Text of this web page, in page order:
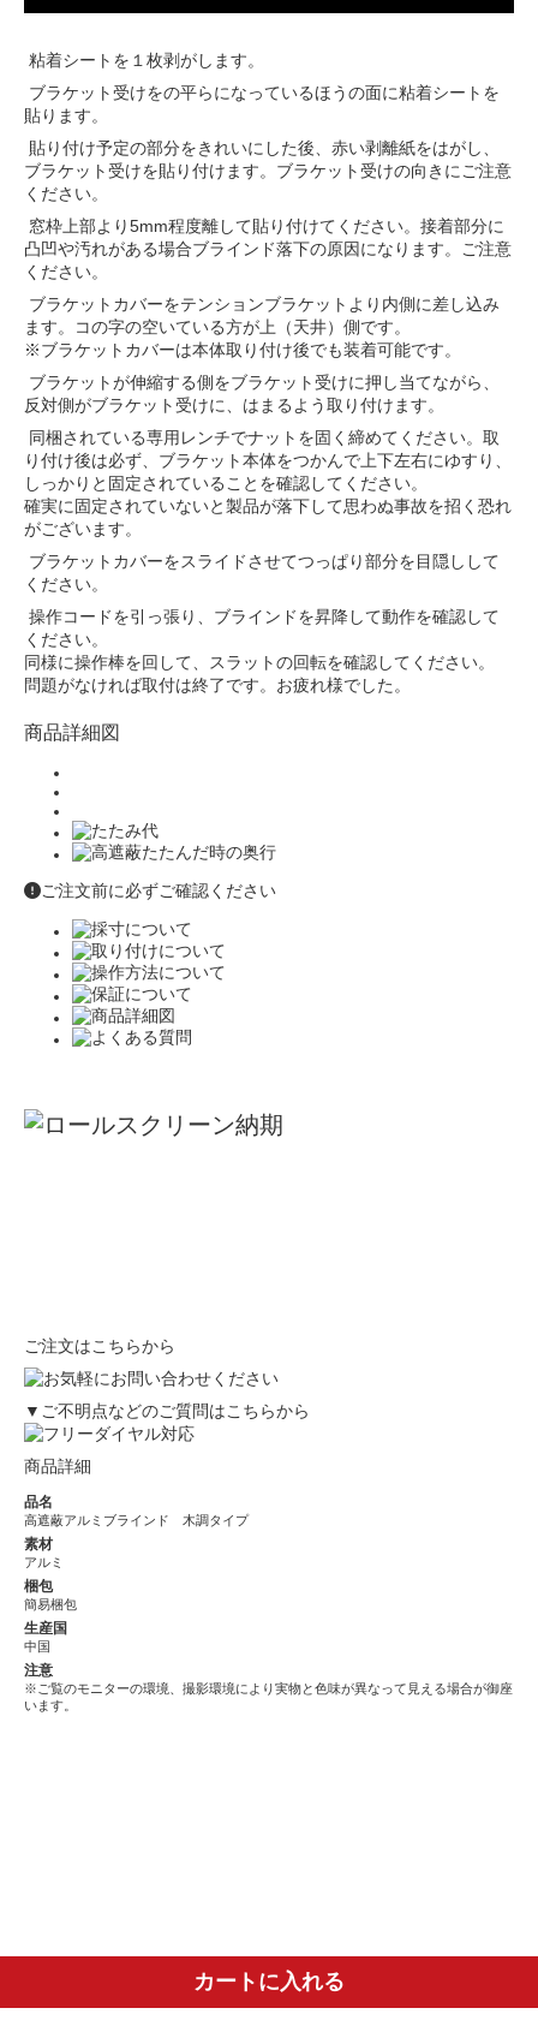
粘着シートを１枚剥がします。
ブラケット受けをの平らになっているほうの面に粘着シートを
貼ります。
貼り付け予定の部分をきれいにした後、赤い剥離紙をはがし、
ブラケット受けを貼り付けます。ブラケット受けの向きにご注意
ください。
窓枠上部より5mm程度離して貼り付けてください。接着部分に
凸凹や汚れがある場合ブラインド落下の原因になります。ご注意
ください。
ブラケットカバーをテンションブラケットより内側に差し込み
ます。コの字の空いている方が上（天井）側です。
※ブラケットカバーは本体取り付け後でも装着可能です。
ブラケットが伸縮する側をブラケット受けに押し当てながら、
反対側がブラケット受けに、はまるよう取り付けます。
同梱されている専用レンチでナットを固く締めてください。取
り付け後は必ず、ブラケット本体をつかんで上下左右にゆすり、
しっかりと固定されていることを確認してください。
確実に固定されていないと製品が落下して思わぬ事故を招く恐れ
がございます。
ブラケットカバーをスライドさせてつっぱり部分を目隠しして
ください。
操作コードを引っ張り、ブラインドを昇降して動作を確認して
ください。
同様に操作棒を回して、スラットの回転を確認してください。
問題がなければ取付は終了です。お疲れ様でした。
商品詳細図
ご注文前に必ずご確認ください
ご注文はこちらから
▼ご不明点などのご質問はこちらから
商品詳細
品名
高遮蔽アルミブラインド 木調タイプ
素材
アルミ
梱包
簡易梱包
生産国
中国
注意
※ご覧のモニターの環境、撮影環境により実物と色味が異なって見える場合が御座
います。
カートに入れる